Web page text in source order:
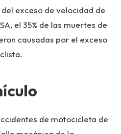
exceso de velocidad de
el 35% de las muertes de
causadas por el exceso
de motocicleta de